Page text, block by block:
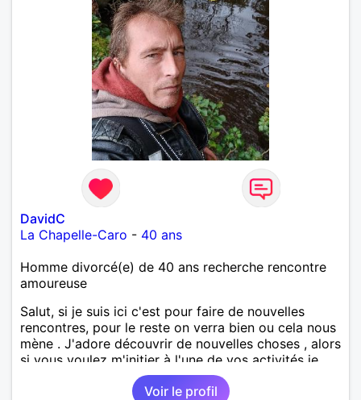
DavidC
La Chapelle-Caro - 40 ans
Homme divorcé(e) de 40 ans recherche rencontre
amoureuse
Salut, si je suis ici c'est pour faire de nouvelles
rencontres, pour le reste on verra bien ou cela nous
mène . J'adore découvrir de nouvelles choses , alors
si vous voulez m'initier à l'une de vos activités je
Voir le profil